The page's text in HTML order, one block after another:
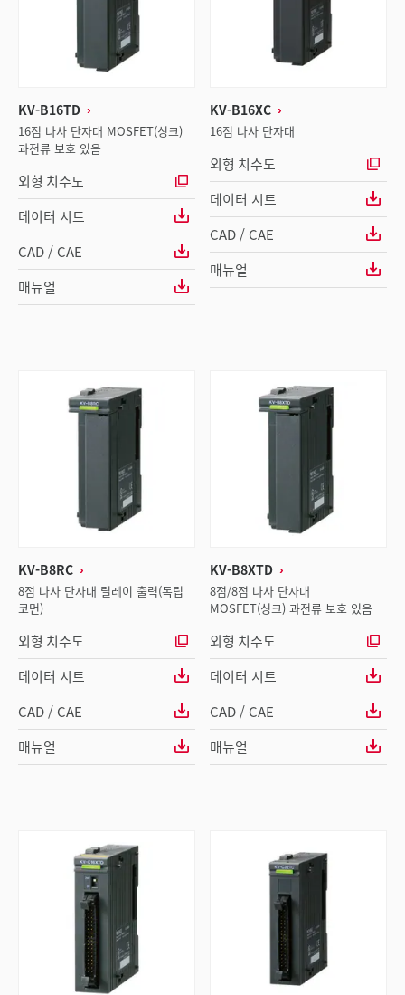
KV-B16TD
16점 나사 단자대 MOSFET(싱크)
과전류 보호 있음
외형 치수도
데이터 시트
CAD / CAE
매뉴얼
KV-B16XC
16점 나사 단자대
외형 치수도
데이터 시트
CAD / CAE
매뉴얼
KV-B8RC
8점 나사 단자대 릴레이 출력(독립
코먼)
외형 치수도
데이터 시트
CAD / CAE
매뉴얼
KV-B8XTD
8점/8점 나사 단자대
MOSFET(싱크) 과전류 보호 있음
외형 치수도
데이터 시트
CAD / CAE
매뉴얼